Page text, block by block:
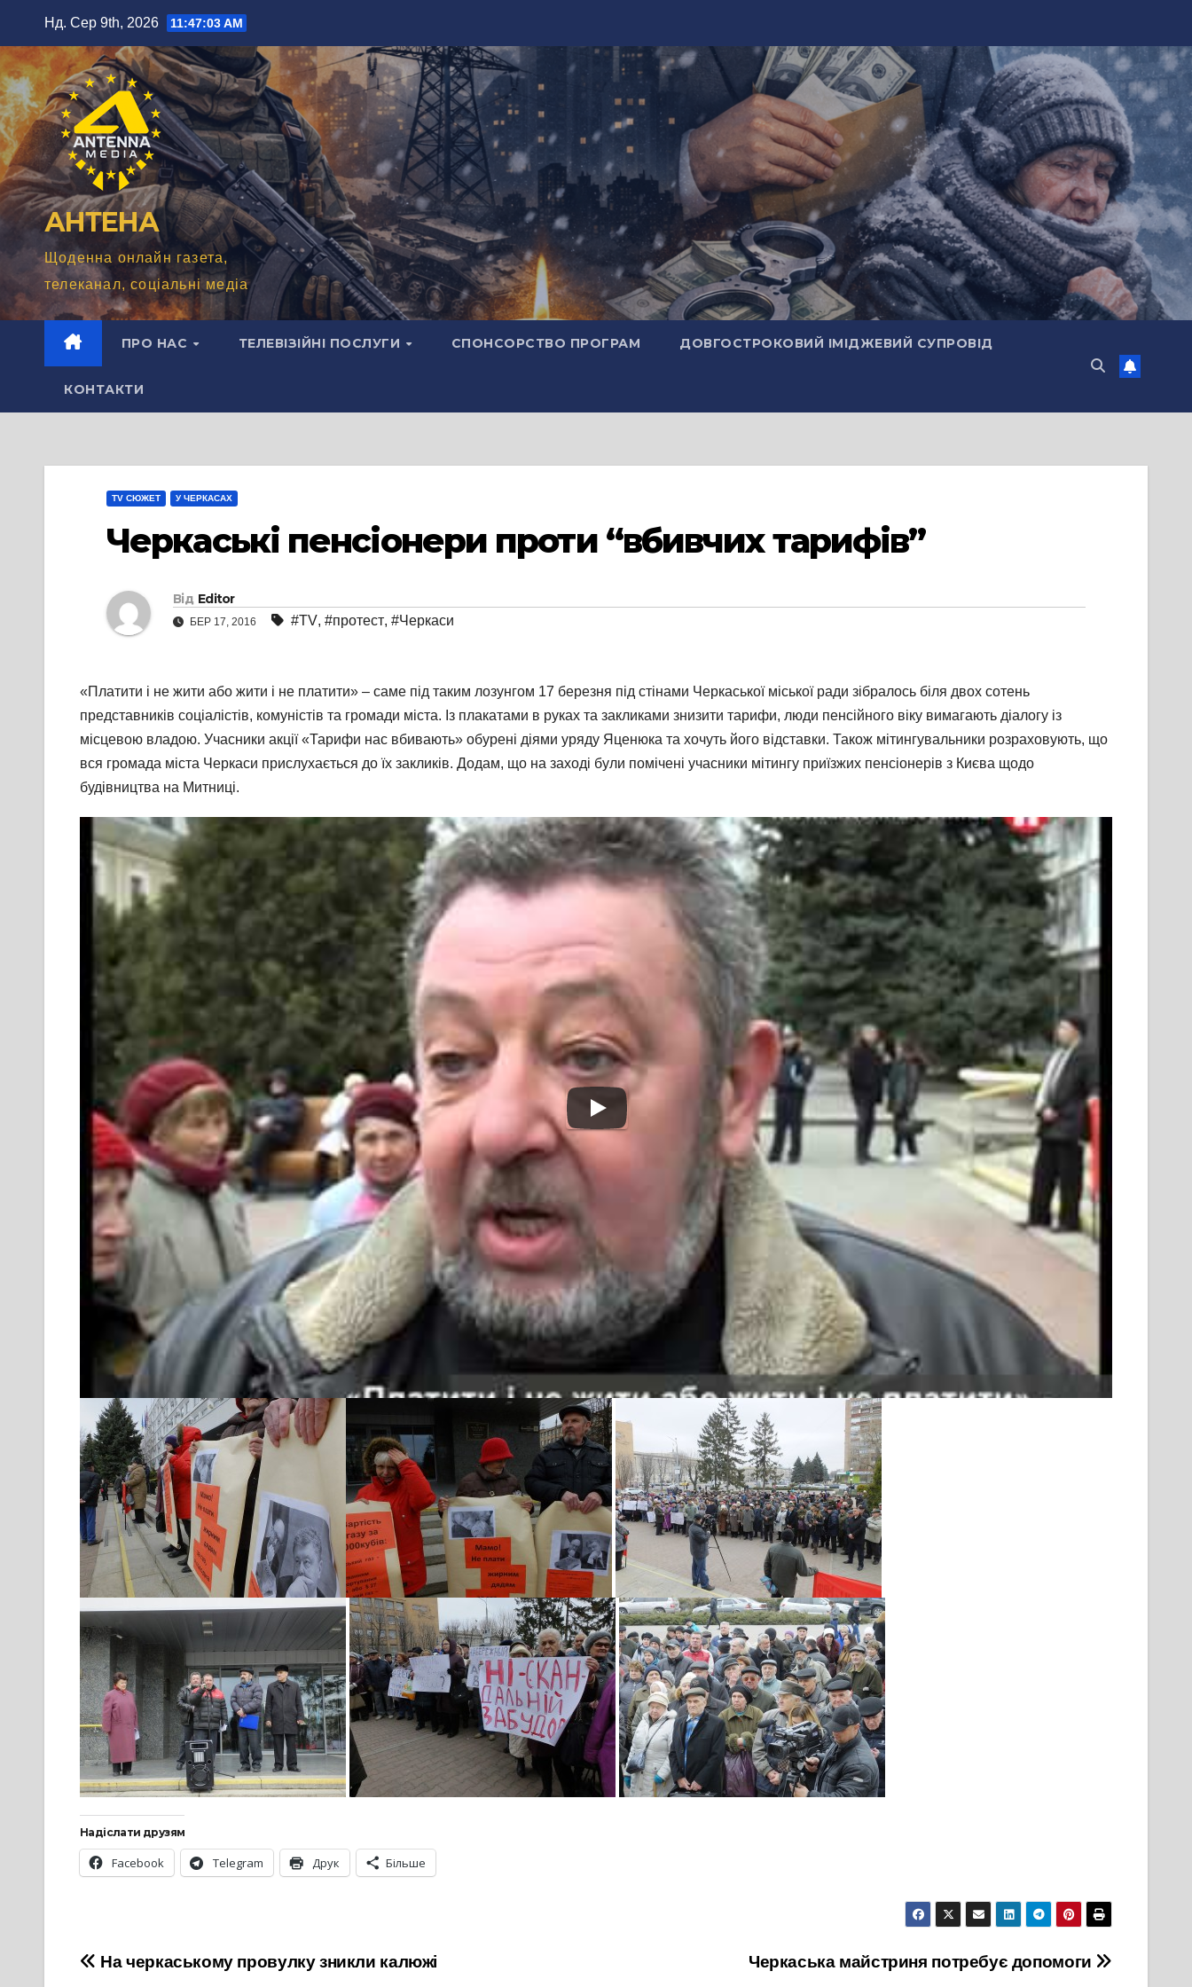
вмісту
Нд. Сер 9th, 2026 11:47:05 AM
АНТЕНА
Щоденна онлайн газета,
телеканал, соціальні медіа
ПРО НАС ТЕЛЕВІЗІЙНІ ПОСЛУГИ СПОНСОРСТВО ПРОГРАМ ДОВГОСТРОКОВИЙ ІМІДЖЕВИЙ СУПРОВІД
КОНТАКТИ
TV СЮЖЕТ У ЧЕРКАСАХ
Черкаські пенсіонери проти “вбивчих тарифів”
Від Editor
БЕР 17, 2016 #TV, #протест, #Черкаси
«Платити і не жити або жити і не платити» – саме під таким лозунгом 17 березня під стінами Черкаської міської ради зібралось біля двох сотень
представників соціалістів, комуністів та громади міста. Із плакатами в руках та закликами знизити тарифи, люди пенсійного віку вимагають діалогу із
місцевою владою. Учасники акції «Тарифи нас вбивають» обурені діями уряду Яценюка та хочуть його відставки. Також мітингувальники розраховують, що
вся громада міста Черкаси прислухається до їх закликів. Додам, що на заході були помічені учасники мітингу приїзжих пенсіонерів з Києва щодо
будівництва на Митниці.
Надіслати друзям
Facebook Telegram Друк Більше
Навігація
Черкаська майстриня потребує допомоги
На черкаському провулку зникли калюжі